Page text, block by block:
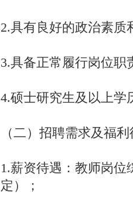
2.具有良好的政治素质
3.具备正常履行岗位职
4.硕士研究生及以上学
（二）招聘需求及福
1.薪资待遇：教师岗位
定）；